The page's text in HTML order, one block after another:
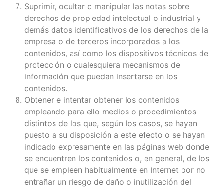
Suprimir, ocultar o manipular las notas sobre
derechos de propiedad intelectual o industrial y
demás datos identificativos de los derechos de la
empresa o de terceros incorporados a los
contenidos, así como los dispositivos técnicos de
protección o cualesquiera mecanismos de
información que puedan insertarse en los
contenidos.
Obtener e intentar obtener los contenidos
empleando para ello medios o procedimientos
distintos de los que, según los casos, se hayan
puesto a su disposición a este efecto o se hayan
indicado expresamente en las páginas web donde
se encuentren los contenidos o, en general, de los
que se empleen habitualmente en Internet por no
entrañar un riesgo de daño o inutilización del